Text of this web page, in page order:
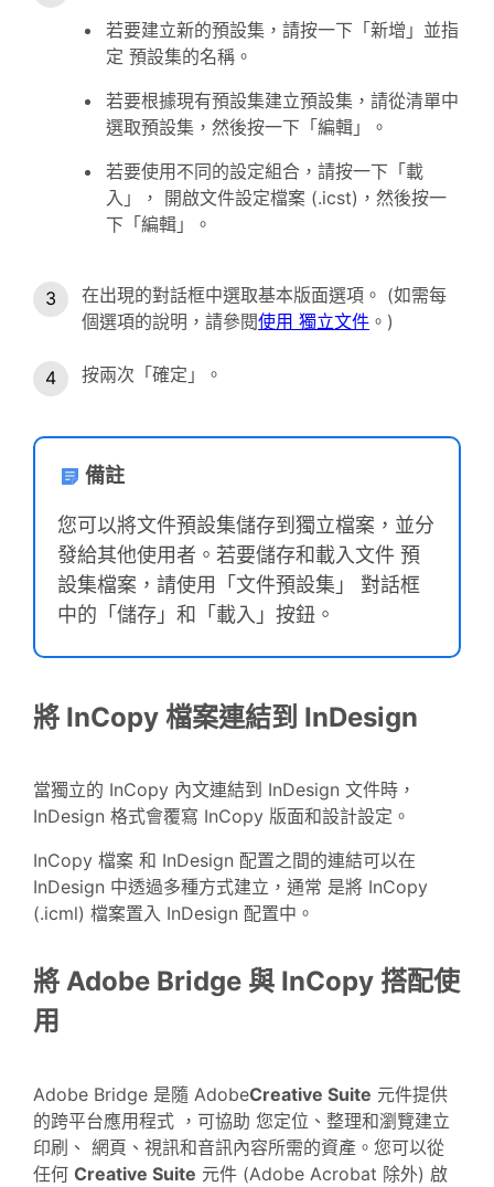
若要建立新的預設集，請按一下「新增」並指
定 預設集的名稱。
若要根據現有預設集建立預設集，請從清單中
選取預設集，然後按一下「編輯」。
若要使用不同的設定組合，請按一下「載
入」， 開啟文件設定檔案 (.icst)，然後按一
下「編輯」。
在出現的對話框中選取基本版面選項。 (如需每
個選項的說明，請參閱使用 獨立文件 。)
按兩次「確定」。
備註
您可以將文件預設集儲存到獨立檔案，並分
發給其他使用者。若要儲存和載入文件 預
設集檔案，請使用「文件預設集」 對話框
中的「儲存」和「載入」按鈕。
將 InCopy 檔案連結到 InDesign
當獨立的 InCopy 內文連結到 InDesign 文件時，
InDesign 格式會覆寫 InCopy 版面和設計設定。
InCopy 檔案 和 InDesign 配置之間的連結可以在
InDesign 中透過多種方式建立，通常 是將 InCopy
(.icml) 檔案置入 InDesign 配置中。
將 Adobe Bridge 與 InCopy 搭配使
用
Adobe Bridge 是隨 AdobeCreative Suite 元件提供
的跨平台應用程式 ，可協助 您定位、整理和瀏覽建立
印刷、 網頁、視訊和音訊內容所需的資產。您可以從
任何 Creative Suite 元件 (Adobe Acrobat 除外) 啟